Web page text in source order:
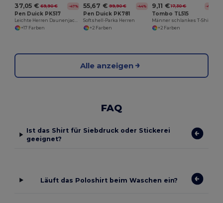
37,05 € 69,90 € -47%
Pen Duick PK517
Leichte Herren Daunenjacke
+17 Farben
55,67 € 99,90 € -44%
Pen Duick PK781
Softshell-Parka Herren
+2 Farben
9,11 € 17,30 € -47%
Tombo TL515
+2 Farben
Alle anzeigen
FAQ
Ist das Shirt für Siebdruck oder Stickerei
geeignet?
Läuft das Poloshirt beim Waschen ein?